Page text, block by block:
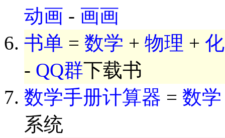
动画 - 画画
书单 = 数学 + 物理 +
- QQ群下载书
数学手册计算器 = 数学
系统